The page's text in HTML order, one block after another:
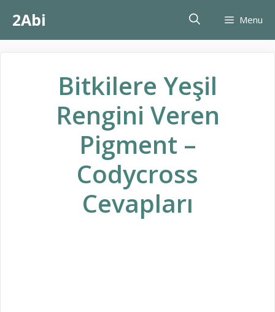
atla2Abi Menu
Bitkilere Yeşil
Rengini Veren
Pigment –
Codycross
Cevapları